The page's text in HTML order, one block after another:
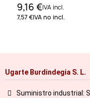
9,16 €IVA incl.
7,57 €IVA no incl.
Ugarte Burdindegia S. L.
Suministro industrial: